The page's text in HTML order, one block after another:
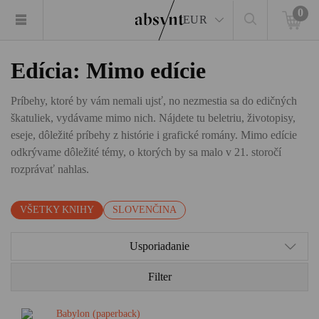
EUR
0
Edícia: Mimo edície
Príbehy, ktoré by vám nemali ujsť, no nezmestia sa do edičných
škatuliek, vydávame mimo nich. Nájdete tu beletriu, životopisy,
eseje, dôležité príbehy z histórie i grafické romány. Mimo edície
odkrývame dôležité témy, o ktorých by sa malo v 21. storočí
rozprávať nahlas.
VŠETKY KNIHY SLOVENČINA
Usporiadanie
Filter